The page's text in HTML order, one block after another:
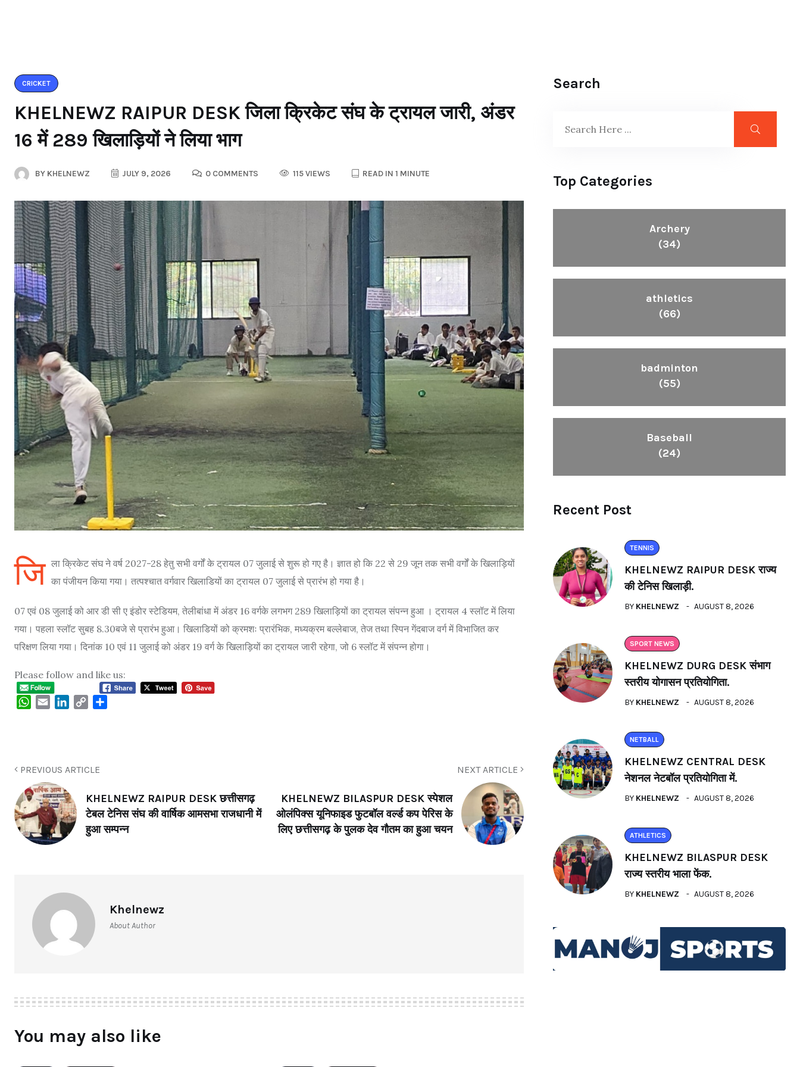
CRICKET
KHELNEWZ RAIPUR DESK जिला क्रिकेट संघ के ट्रायल जारी, अंडर
16 में 289 खिलाड़ियों ने लिया भाग
BY KHELNEWZ JULY 9, 2026 0 COMMENTS 115 VIEWS READ IN 1 MINUTE
जि ला क्रिकेट संघ ने वर्ष 2027-28 हेतु सभी वर्गों के ट्रायल 07 जुलाई से शुरू हो गए है। ज्ञात हो कि 22 से 29 जून तक सभी वर्गों के खिलाड़ियों
का पंजीयन किया गया। तत्पश्चात वर्गवार खिलाडियों का ट्रायल 07 जुलाई से प्रारंभ हो गया है।
07 एवं 08 जुलाई को आर डी सी ए इंडोर स्टेडियम, तेलीबांधा में अंडर 16 वर्गके लगभग 289 खिलाड़ियों का ट्रायल संपन्न हुआ । ट्रायल 4 स्लॉट में लिया
गया। पहला स्लॉट सुबह 8.30बजे से प्रारंभ हुआ। खिलाडियों को क्रमशः प्रारंभिक, मध्यक्रम बल्लेबाज, तेज तथा स्पिन गेंदबाज वर्ग में विभाजित कर
परिक्षण लिया गया। दिनांक 10 एवं 11 जुलाई को अंडर 19 वर्ग के खिलाड़ियों का ट्रायल जारी रहेगा, जो 6 स्लॉट में संपन्न होगा।
Please follow and like us:
WhatsApp
Email LinkedIn
Copy
PREVIOUS ARTICLE
KHELNEWZ RAIPUR DESK छत्तीसगढ़
टेबल टेनिस संघ की वार्षिक आमसभा राजधानी में
हुआ सम्पन्न
NEXT ARTICLE
KHELNEWZ BILASPUR DESK स्पेशल
ओलंपिक्स यूनिफाइड फुटबॉल वर्ल्ड कप पेरिस के
लिए छत्तीसगढ़ के पुलक देव गौतम का हुआ चयन
Khelnewz
About Author
You may also like
Search
Top Categories
Archery
(34)
athletics
(66)
badminton
(55)
Baseball
(24)
Recent Post
TENNIS
KHELNEWZ RAIPUR DESK राज्य
की टेनिस खिलाड़ी.
BY KHELNEWZ AUGUST 8, 2026
SPORT NEWS
KHELNEWZ DURG DESK संभाग
स्तरीय योगासन प्रतियोगिता.
BY KHELNEWZ AUGUST 8, 2026
NETBALL
KHELNEWZ CENTRAL DESK
नेशनल नेटबॉल प्रतियोगिता में.
BY KHELNEWZ AUGUST 8, 2026
ATHLETICS
KHELNEWZ BILASPUR DESK
राज्य स्तरीय भाला फेंक.
BY KHELNEWZ AUGUST 8, 2026